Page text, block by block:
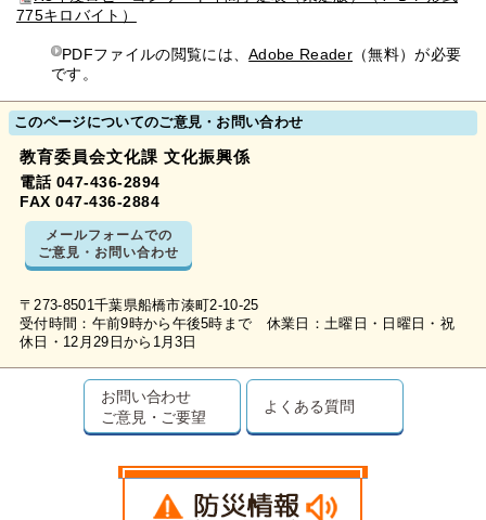
775キロバイト）
PDFファイルの閲覧には、Adobe Reader （無料）が必要
です。
このページについてのご意見・お問い合わせ
教育委員会文化課 文化振興係
電話 047-436-2894
FAX 047-436-2884
メールフォームでの
ご意見・お問い合わせ
〒273-8501千葉県船橋市湊町2-10-25
受付時間：午前9時から午後5時まで 休業日：土曜日・日曜日・祝
休日・12月29日から1月3日
お問い合わせ
ご意見・ご要望
よくある質問